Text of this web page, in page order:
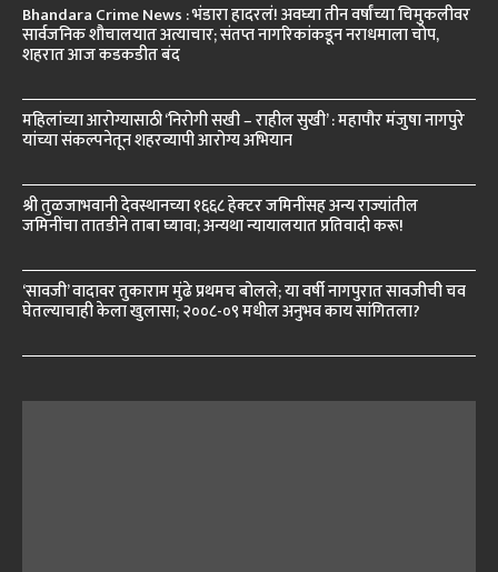
Bhandara Crime News : भंडारा हादरलं! अवघ्या तीन वर्षांच्या चिमुकलीवर
सार्वजनिक शौचालयात अत्याचार; संतप्त नागरिकांकडून नराधमाला चोप,
शहरात आज कडकडीत बंद
महिलांच्या आरोग्यासाठी ‘निरोगी सखी – राहील सुखी’ : महापौर मंजुषा नागपुरे
यांच्या संकल्पनेतून शहरव्यापी आरोग्य अभियान
श्री तुळजाभवानी देवस्थानच्या १६६८ हेक्टर जमिनींसह अन्य राज्यांतील
जमिनींचा तातडीने ताबा घ्यावा; अन्यथा न्यायालयात प्रतिवादी करू!
‘सावजी’ वादावर तुकाराम मुंढे प्रथमच बोलले; या वर्षी नागपुरात सावजीची चव
घेतल्याचाही केला खुलासा; २००८-०९ मधील अनुभव काय सांगितला?